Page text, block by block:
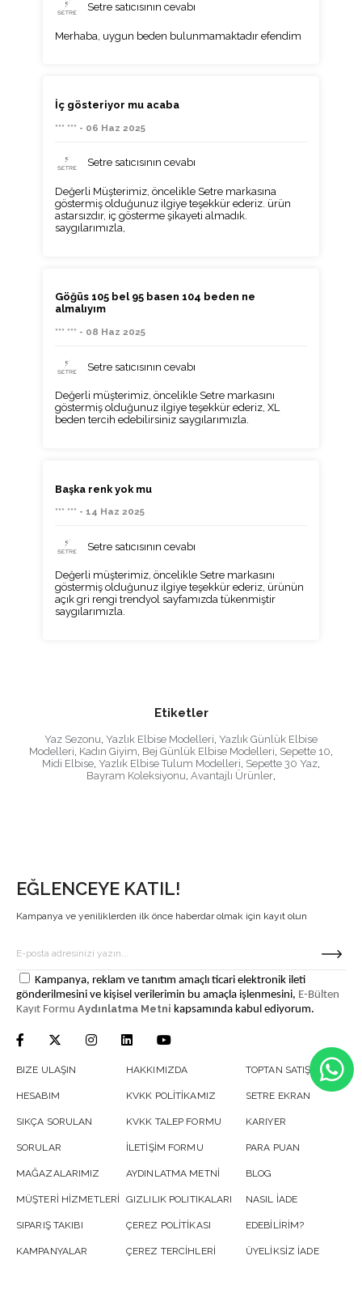
Setre satıcısının cevabı
Merhaba, uygun beden bulunmamaktadır efendim
İç gösteriyor mu acaba
*** *** - 06 Haz 2025
Setre satıcısının cevabı
Değerli Müşterimiz, öncelikle Setre markasına
göstermiş olduğunuz ilgiye teşekkür ederiz. ürün
astarsızdır, iç gösterme şikayeti almadık.
saygılarımızla,
Göğüs 105 bel 95 basen 104 beden ne
almalıyım
*** *** - 08 Haz 2025
Setre satıcısının cevabı
Değerli müşterimiz, öncelikle Setre markasını
göstermiş olduğunuz ilgiye teşekkür ederiz, XL
beden tercih edebilirsiniz saygılarımızla.
Başka renk yok mu
*** *** - 14 Haz 2025
Setre satıcısının cevabı
Değerli müşterimiz, öncelikle Setre markasını
göstermiş olduğunuz ilgiye teşekkür ederiz, ürünün
açık gri rengi trendyol sayfamızda tükenmiştir
saygılarımızla.
Etiketler
Yaz Sezonu Yazlık Elbise Modelleri Yazlık Günlük Elbise
Modelleri Kadın Giyim Bej Günlük Elbise Modelleri Sepette 10
Midi Elbise Yazlık Elbise Tulum Modelleri Sepette 30 Yaz
Bayram Koleksiyonu Avantajlı Ürünler
EĞLENCEYE KATIL!
Kampanya ve yeniliklerden ilk önce haberdar olmak için kayıt olun
Kampanya, reklam ve tanıtım amaçlı ticari elektronik ileti
gönderilmesini ve kişisel verilerimin bu amaçla işlenmesini, E-Bülten
Kayıt Formu Aydınlatma Metni kapsamında kabul ediyorum.
BIZE ULAŞIN
HESABIM
SIKÇA SORULAN
SORULAR
MAĞAZALARIMIZ
MÜŞTERİ HİZMETLERİ
SIPARIŞ TAKIBI
KAMPANYALAR
HAKKIMIZDA
KVKK POLİTİKAMIZ
KVKK TALEP FORMU
İLETİŞİM FORMU
AYDINLATMA METNİ
GIZLILIK POLITIKALARI
ÇEREZ POLİTİKASI
ÇEREZ TERCİHLERİ
TOPTAN SATIŞ
SETRE EKRAN
KARIYER
PARA PUAN
BLOG
NASIL İADE
EDEBİLİRİM?
ÜYELİKSİZ İADE